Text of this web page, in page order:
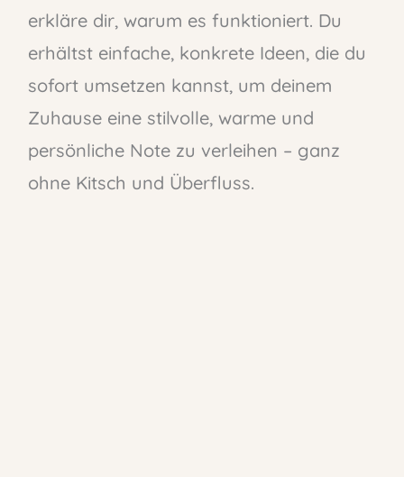
erkläre dir, warum es funktioniert. Du
erhältst einfache, konkrete Ideen, die du
sofort umsetzen kannst, um deinem
Zuhause eine stilvolle, warme und
persönliche Note zu verleihen – ganz
ohne Kitsch und Überfluss.